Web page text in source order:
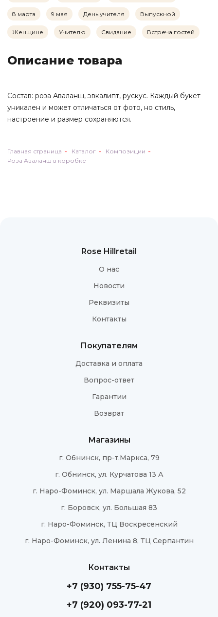
8 марта 9 мая День учителя Выпускной
Женщине Учителю Свидание Встреча гостей
Описание товара
Состав: роза Аваланш, эвкалипт, рускус. Каждый букет
уникален и может отличаться от фото, но стиль,
настроение и размер сохраняются.
Главная страница Каталог
Композиции
Роза Аваланш в коробке
Rose Hillretail
О нас
Новости
Реквизиты
Контакты
Покупателям
Доставка и оплата
Вопрос-ответ
Гарантии
Возврат
Магазины
г. Обнинск, пр-т.Маркса, 79
г. Обнинск, ул. Курчатова 13 А
г. Наро-Фоминск, ул. Маршала Жукова, 52
г. Боровск, ул. Большая 83
г. Наро-Фоминск, ТЦ Воскресенский
г. Наро-Фоминск, ул. Ленина 8, ТЦ Серпантин
Контакты
+7 (930) 755-75-47
+7 (920) 093-77-21
E-mail
Введите символы на картинке
ОТПРАВИТЬ
даёте согласие на обработку и хранение персональных
данных
Спасибо за Вашу заявку!
ближайшее время!